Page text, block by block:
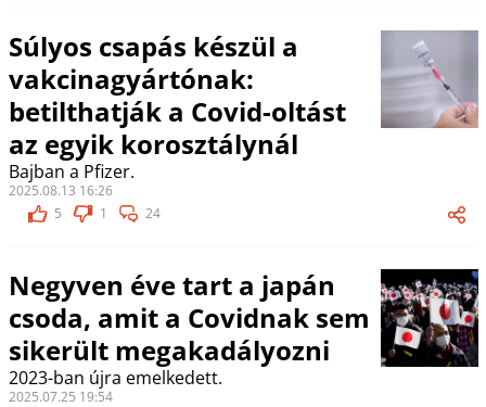
Súlyos csapás készül a
vakcinagyártónak:
betilthatják a Covid-oltást
az egyik korosztálynál
Bajban a Pfizer.
2025.08.13 16:26
5
1 24
Negyven éve tart a japán
csoda, amit a Covidnak sem
sikerült megakadályozni
2023-ban újra emelkedett.
2025.07.25 19:54